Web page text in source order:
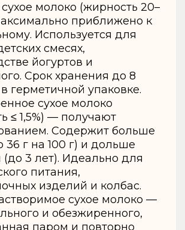
молоко (жирность 20–
приближено к
Используется для
смесях,
йогуртов и
Срок хранения до 8
герметичной упаковке.
сухое молоко
≤ 1,5%) — получают
Содержит больше
36 г на 100 г) и дольше
(до 3 лет). Идеально для
питания,
изделий и колбас.
сухое молоко —
и обезжиренного,
паром и повторно